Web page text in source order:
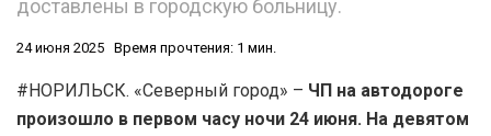
доставлены в городскую больницу.
24 июня 2025 Время прочтения: 1 мин.
#НОРИЛЬСК. «Северный город» – ЧП на автодороге
произошло в первом часу ночи 24 июня. На девятом